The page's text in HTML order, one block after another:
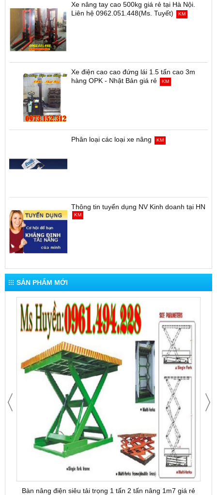
Xe nâng tay cao 500kg giá rẻ tại Hà Nội.
Liên hệ 0962.051.448(Ms. Tuyết)
KM
Xe điện cao cao đứng lái 1.5 tấn cao 3m
hàng OPK - Nhật Bản giá rẻ
KM
Phân loại các loại xe nâng KM
Thông tin tuyển dụng NV Kinh doanh tại HN
KM
SẢN PHẨM MỚI
Bàn nâng điện siêu tải trọng 1 tấn 2 tấn nâng 1m7 giá rẻ